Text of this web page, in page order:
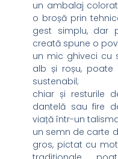
un ambalaj
o broșă prin
gest simplu, dar
creată spune o
un mic ghiveci cu
alb și roșu,
sustenabil;
chiar și resturile
dantelă sau fire
viață într-un
un semn de carte
gros, pictat cu